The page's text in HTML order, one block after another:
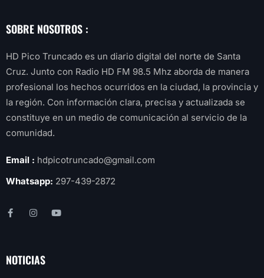
SOBRE NOSOTROS :
HD Pico Truncado es un diario digital del norte de Santa
Cruz. Junto con Radio HD FM 98.5 Mhz aborda de manera
profesional los hechos ocurridos en la ciudad, la provincia y
la región. Con información clara, precisa y actualizada se
constituye en un medio de comunicación al servicio de la
comunidad.
Email : hdpicotruncado@gmail.com
Whatsapp: 297-439-2872
NOTICIAS